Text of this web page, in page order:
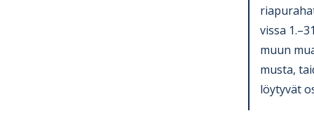
vissa
muun
musta,
löy­ty­vät